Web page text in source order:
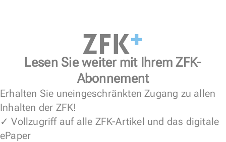
Lesen Sie weiter mit Ihrem ZFK-
Abonnement
Erhalten Sie uneingeschränkten Zugang zu allen
Inhalten der ZFK!
✓ Vollzugriff auf alle ZFK-Artikel und das digitale
ePaper